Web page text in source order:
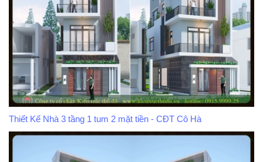
Thiết Kế Nhà 3 tầng 1 tum 2 mặt tiền - CĐT Cô Hà